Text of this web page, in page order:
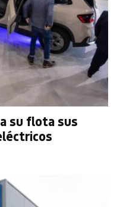
su flota sus